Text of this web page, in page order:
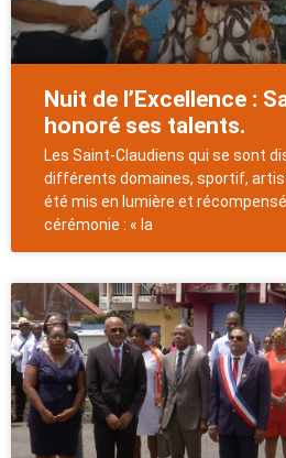
Nuit de l’Excellence :
honoré ses talents.
Les Saint-Claudiens qui se sont
différents domaines, sportif,
été mis en lumière et
cérémonie : « la